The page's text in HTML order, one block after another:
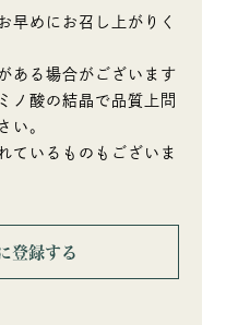
早めにお召し上がりく
ある場合がございます
ノ酸の結晶で品質上問
い。
ているものもございま
登録する